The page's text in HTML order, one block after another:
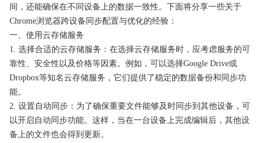
间，还能确保在不同设备上的数据一致性。下面将分享一些关于
Chrome浏览器跨设备同步配置与优化的经验：
一、使用云存储服务
1. 选择合适的云存储服务：在选择云存储服务时，应考虑服务的可
靠性、安全性以及价格等因素。例如，可以选择Google Drive或
Dropbox等知名云存储服务，它们提供了稳定的数据备份和同步功
能。
2. 设置自动同步：为了确保重要文件能够及时同步到其他设备，可
以开启自动同步功能。这样，当在一台设备上完成编辑后，其他设
备上的文件也会得到更新。